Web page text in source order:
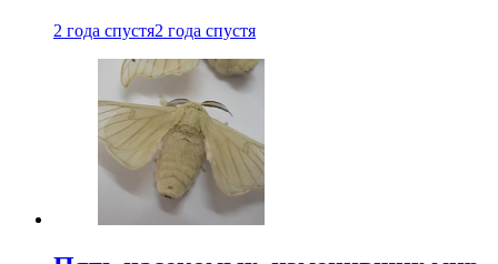
2 года спустя2 года спустя